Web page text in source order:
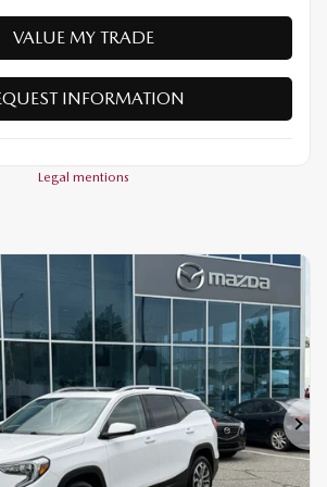
VALUE MY TRADE
INFORMATION
Legal mentions